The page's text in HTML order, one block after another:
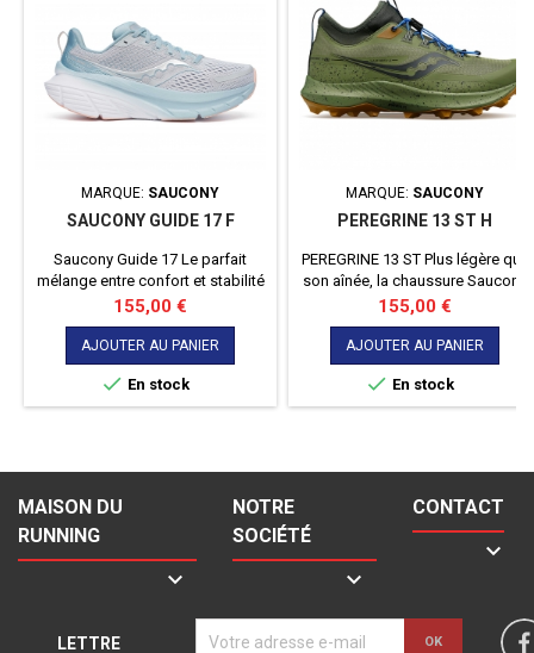
MARQUE: SAUCONY
SAUCONY GUIDE 17 F
Saucony Guide 17 Le parfait
mélange entre confort et stabilité
pour le coureur pronateur
Prix
155,00 €
AJOUTER AU PANIER
 En stock
MARQUE: SAUCONY
PEREGRINE 13 ST H
PEREGRINE 13 ST Plus légère que
son aînée, la chaussure Saucony
Peregrine 13 ST pour homme
apporte un maximum de
dynamisme à vos sessions de
trail. Conçue pour gagner en
vitesse, elle vous promet de
nouvelles sensations lors de vos
Prix
155,00 €
AJOUTER AU PANIER
 En stock
MAISON DU
RUNNING

NOTRE
SOCIÉTÉ

CONTACT

LETTRE